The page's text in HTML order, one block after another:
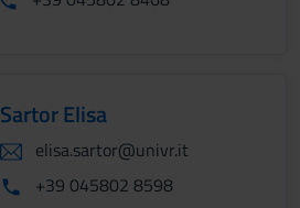
Sartor Elisa
elisa.sartor@univr.it
+39 045802 8598